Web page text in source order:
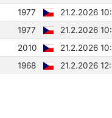
1977
21.2.2026
1977
21.2.2026
2010
21.2.2026
1968 21.2.2026